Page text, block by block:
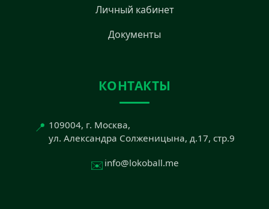
Личный кабинет
Документы
КОНТАКТЫ
📍 109004, г. Москва,
ул. Александра Солженицына, д.17, стр.9
✉️ info@lokoball.me